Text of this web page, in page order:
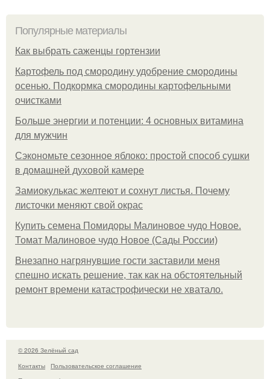
Популярные материалы
Как выбрать саженцы гортензии
Картофель под смородину удобрение смородины
осенью. Подкормка смородины картофельными
очистками
Больше энергии и потенции: 4 основных витамина
для мужчин
Сэкономьте сезонное яблоко: простой способ сушки
в домашней духовой камере
Замиокулькас желтеют и сохнут листья. Почему
листочки меняют свой окрас
Купить семена Помидоры Малиновое чудо Новое.
Томат Малиновое чудо Новое (Сады России)
Внезапно нагрянувшие гости заставили меня
спешно искать решение, так как на обстоятельный
ремонт времени катастрофически не хватало.
© 2026 Зелёный сад
Контакты
Пользовательское соглашение